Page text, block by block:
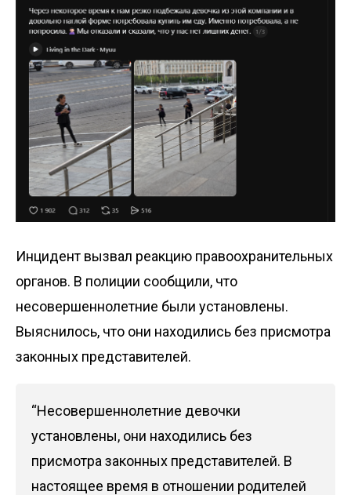
Инцидент вызвал реакцию правоохранительных
органов. В полиции сообщили, что
несовершеннолетние были установлены.
Выяснилось, что они находились без присмотра
законных представителей.
“Несовершеннолетние девочки
установлены, они находились без
присмотра законных представителей. В
настоящее время в отношении родителей